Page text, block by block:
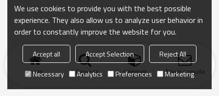
Inicio búsqueda categoría Enviar consulta
We use cookies to provide you with the best possible
experience. They also allow us to analyze user behavior in
order to constantly improve the website for you.
Accept all Accept Selection
Reject All
Necessary
Analytics Preferences Marketing